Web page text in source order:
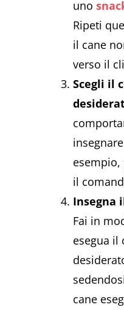
uno
Ripeti
il cane
verso il
Scegli il
il
Insegna
Fai in
esegua il
cane